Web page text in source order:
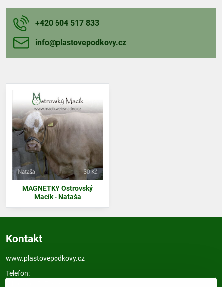
+420 604 517 833
info​@plastovepodkovy​.cz
MAGNETKY Ostrovský
Macík - Nataša
Kontakt
www.plastovepodkovy.cz
Telefon: